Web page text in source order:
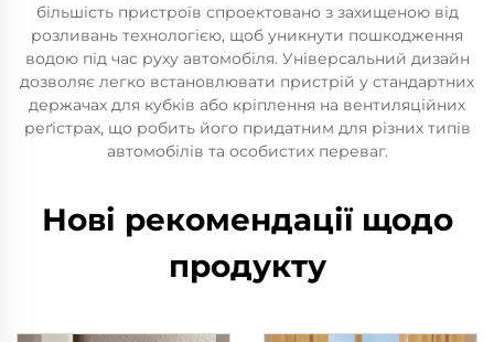
більшість пристроїв спроектовано з захищеною від
розливань технологією, щоб уникнути пошкодження
водою під час руху автомобіля. Універсальний дизайн
дозволяє легко встановлювати пристрій у стандартних
держачах для кубків або кріплення на вентиляційних
реґістрах, що робить його придатним для різних типів
автомобілів та особистих переваг.
Нові рекомендації щодо
продукту